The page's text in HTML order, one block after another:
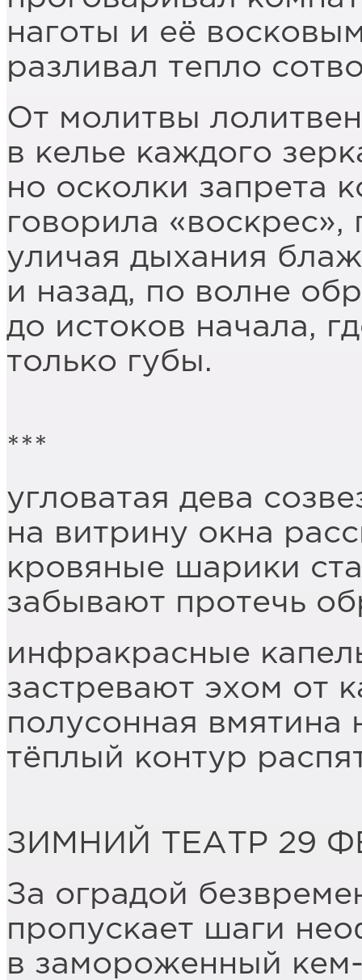
наготы и её
разливал тепло
От молитвы
в келье каждого
но осколки запрета
говорила
уличая дыхания
и назад, по волне
до истоков начала,
только губы.
***
угловатая дева
на витрину окна
кровяные шарики
забывают протечь
инфракрасные
застревают эхом от
полусонная вмятина
тёплый контур
ЗИМНИЙ ТЕАТР 29
За оградой
пропускает шаги
в замороженный